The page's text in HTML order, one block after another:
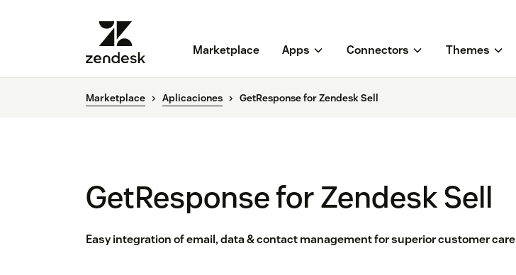
Marketplace Apps Connectors Themes
Marketplace Aplicaciones GetResponse for Zendesk Sell
GetResponse for Zendesk Sell
Easy integration of email, data & contact management for superior customer care